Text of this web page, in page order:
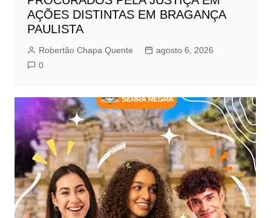
AÇÕES DISTINTAS EM BRAGANÇA
PAULISTA
Robertão Chapa Quente
agosto 6, 2026
0